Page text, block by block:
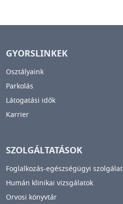
GYORSLINKEK
Osztályaink
Parkolás
Látogatási idők
Karrier
SZOLGÁLTATÁSOK
Foglalkozás-egészségügyi szolgálat
Humán klinikai vizsgálatok
Orvosi könyvtár